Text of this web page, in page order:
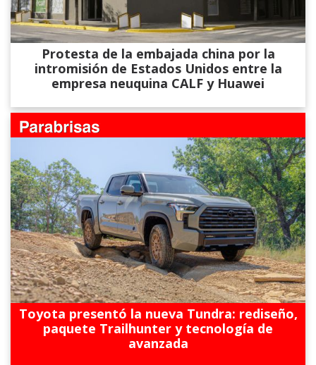
Protesta de la embajada china por la
intromisión de Estados Unidos entre la
empresa neuquina CALF y Huawei
Toyota presentó la nueva Tundra: rediseño,
paquete Trailhunter y tecnología de
avanzada